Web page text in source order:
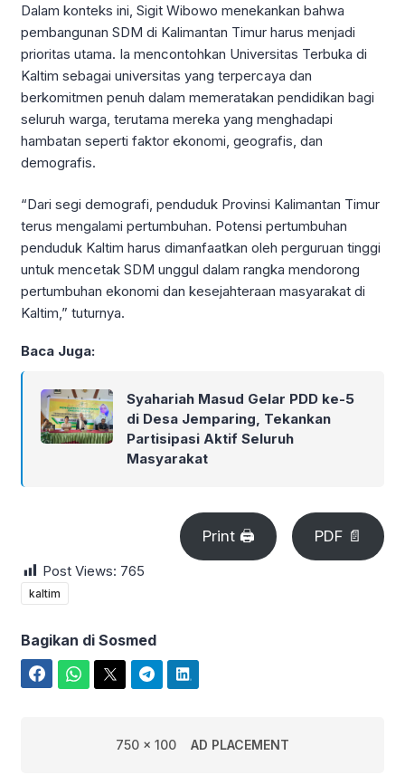
Dalam konteks ini, Sigit Wibowo menekankan bahwa
pembangunan SDM di Kalimantan Timur harus menjadi
prioritas utama. Ia mencontohkan Universitas Terbuka di
Kaltim sebagai universitas yang terpercaya dan
berkomitmen penuh dalam memeratakan pendidikan bagi
seluruh warga, terutama mereka yang menghadapi
hambatan seperti faktor ekonomi, geografis, dan
demografis.
“Dari segi demografi, penduduk Provinsi Kalimantan Timur
terus mengalami pertumbuhan. Potensi pertumbuhan
penduduk Kaltim harus dimanfaatkan oleh perguruan tinggi
untuk mencetak SDM unggul dalam rangka mendorong
pertumbuhan ekonomi dan kesejahteraan masyarakat di
Kaltim,” tuturnya.
Baca Juga:
Syahariah Masud Gelar PDD ke-5
di Desa Jemparing, Tekankan
Partisipasi Aktif Seluruh
Masyarakat
Print 🖨 PDF 📄
Post Views: 765
kaltim
Bagikan di Sosmed
750 x 100 AD PLACEMENT